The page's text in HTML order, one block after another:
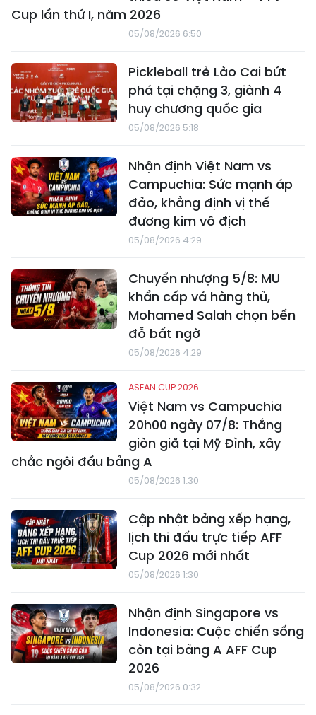
Cup lần thứ I, năm 2026
05/08/2026 6:50
Pickleball trẻ Lào Cai bứt
phá tại chặng 3, giành 4
huy chương quốc gia
05/08/2026 5:18
Nhận định Việt Nam vs
Campuchia: Sức mạnh áp
đảo, khẳng định vị thế
đương kim vô địch
05/08/2026 4:29
Chuyển nhượng 5/8: MU
khẩn cấp vá hàng thủ,
Mohamed Salah chọn bến
đỗ bất ngờ
05/08/2026 4:29
ASEAN CUP 2026
Việt Nam vs Campuchia
20h00 ngày 07/8: Thắng
giòn giã tại Mỹ Đình, xây
chắc ngôi đầu bảng A
05/08/2026 1:30
Cập nhật bảng xếp hạng,
lịch thi đấu trực tiếp AFF
Cup 2026 mới nhất
05/08/2026 1:30
Nhận định Singapore vs
Indonesia: Cuộc chiến sống
còn tại bảng A AFF Cup
2026
05/08/2026 0:32